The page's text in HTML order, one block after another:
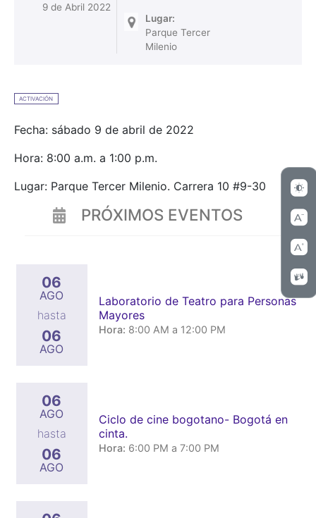
9 de Abril 2022
Lugar:
Parque Tercer
Milenio
ACTIVACIÓN
Fecha: sábado 9 de abril de 2022
Hora: 8:00 a.m. a 1:00 p.m.
Lugar: Parque Tercer Milenio. Carrera 10 #9-30
PRÓXIMOS EVENTOS
06
AGO
hasta
06
AGO
Laboratorio de Teatro para Personas
Mayores
Hora: 8:00 AM a 12:00 PM
06
AGO
hasta
06
AGO
Ciclo de cine bogotano- Bogotá en
cinta.
Hora: 6:00 PM a 7:00 PM